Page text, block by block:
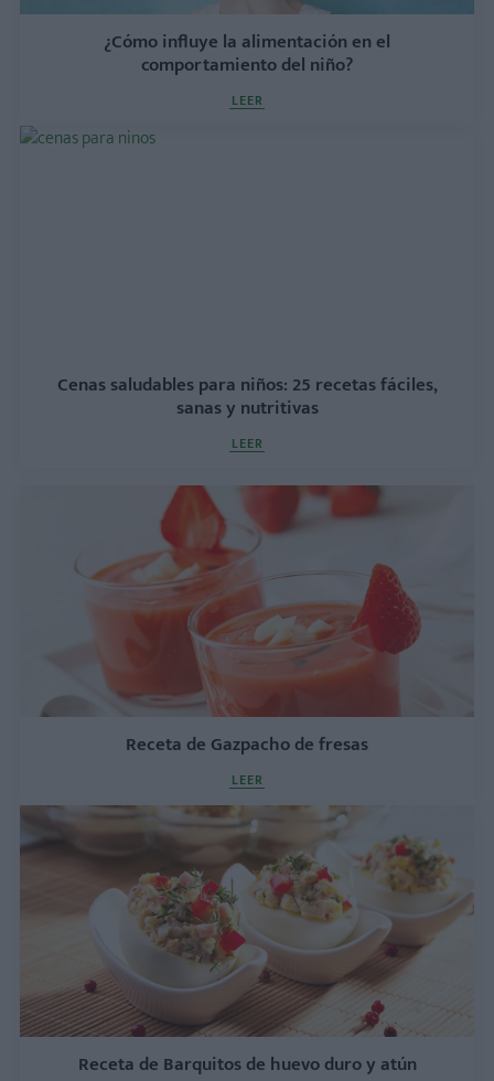
¿Cómo influye la alimentación en el
comportamiento del niño?
LEER
Cenas saludables para niños: 25 recetas fáciles,
sanas y nutritivas
LEER
Receta de Gazpacho de fresas
LEER
Receta de Barquitos de huevo duro y atún